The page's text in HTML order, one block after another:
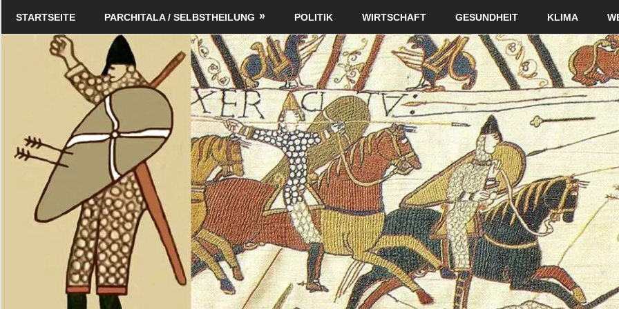
Schildverlag
STARTSEITE PARCHITALA / SELBSTHEILUNG POLITIK WIRTSCHAFT GESUNDHEIT KLIMA